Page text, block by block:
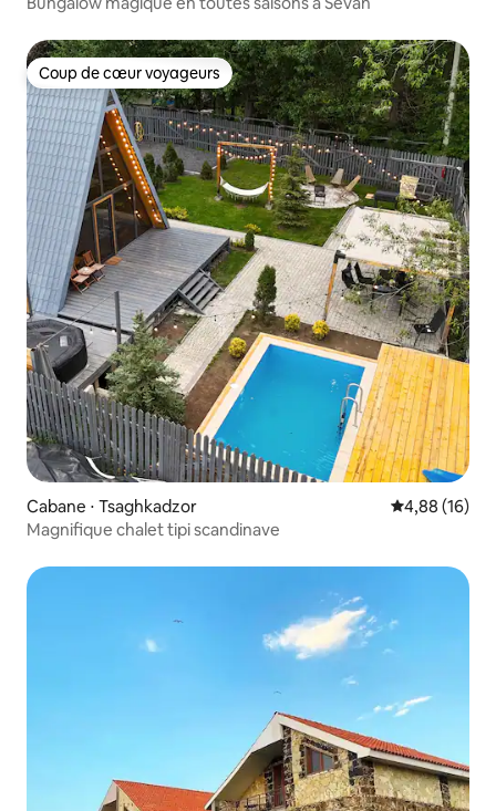
Coup de cœur voyageurs
Coup de cœur voyageurs
Cabane ⋅ Tsaghkadzor Évaluation
4,88 (16)
Magnifique chalet tipi scandinave